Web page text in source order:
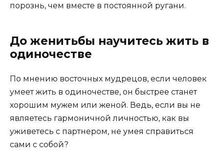
порознь, чем вместе в постоянной ругани.
До женитьбы научитесь жить в
одиночестве
По мнению восточных мудрецов, если человек
умеет жить в одиночестве, он быстрее станет
хорошим мужем или женой. Ведь, если вы не
являетесь гармоничной личностью, как вы
уживетесь с партнером, не умея справиться
сами с собой?